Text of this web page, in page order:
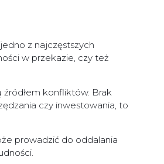
z najczęstszych
w przekazie, czy też
źródłem konfliktów. Brak
czy inwestowania, to
prowadzić do oddalania